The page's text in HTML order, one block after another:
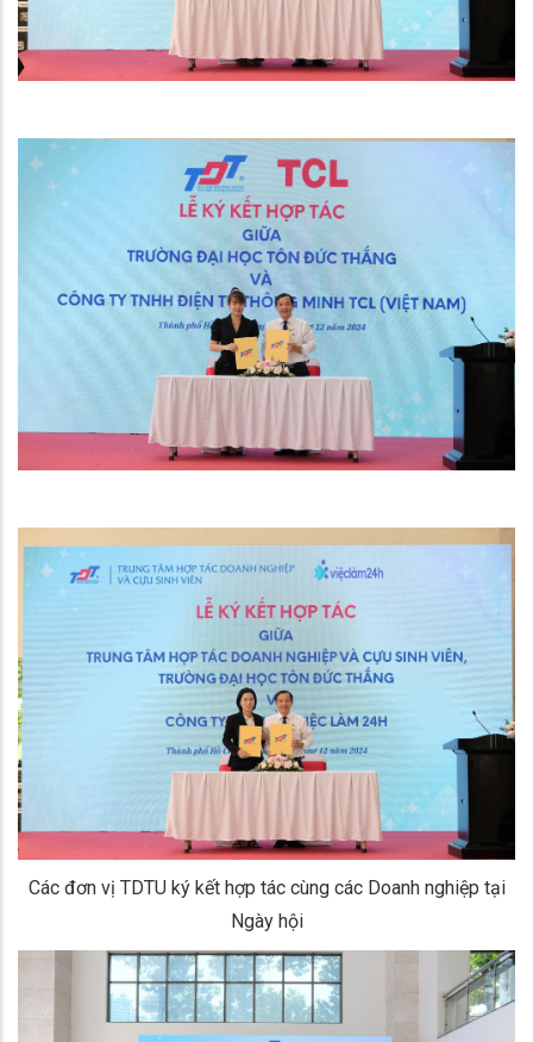
Các đơn vị TDTU ký kết hợp tác cùng các Doanh nghiệp tại
Ngày hội